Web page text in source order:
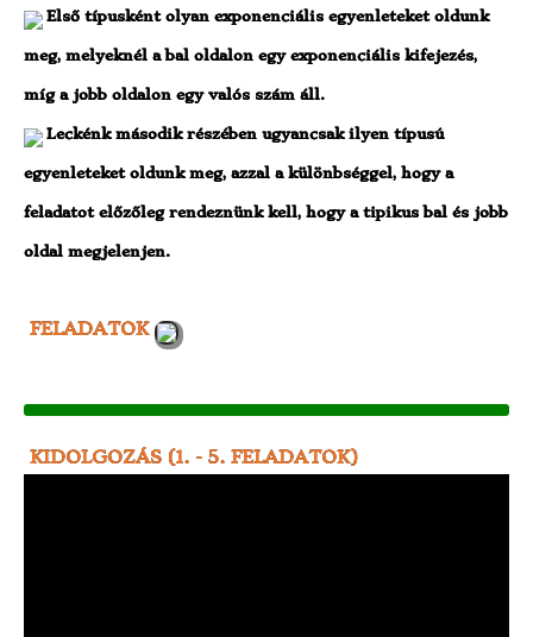
Első típusként olyan exponenciális egyenleteket oldunk
meg, melyeknél a bal oldalon egy exponenciális kifejezés,
míg a jobb oldalon egy valós szám áll.
Leckénk második részében ugyancsak ilyen típusú
egyenleteket oldunk meg, azzal a különbséggel, hogy a
feladatot előzőleg rendeznünk kell, hogy a tipikus bal és jobb
oldal megjelenjen.
FELADATOK
KIDOLGOZÁS (1. - 5. FELADATOK)